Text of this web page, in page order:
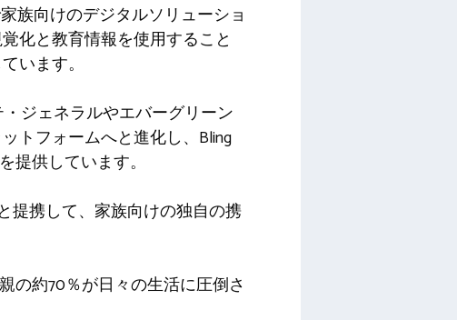
族向けのデジタルソリューショ
化と教育情報を使用すること
います。
ジェネラルやエバーグリーン
トフォームへと進化し、Bling
提供しています。
提携して、家族向けの独自の携
の約70％が日々の生活に圧倒さ